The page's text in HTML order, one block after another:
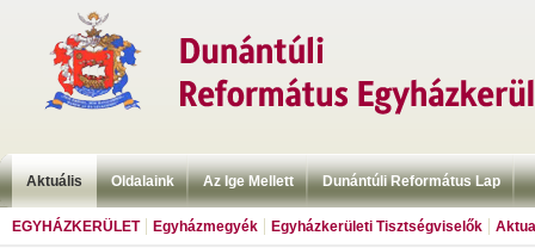
Aktuális Oldalaink Az Ige Mellett Dunántúli Református Lap
EGYHÁZKERÜLET Egyházmegyék Egyházkerületi Tisztségviselők